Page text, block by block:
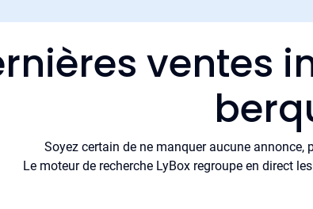
ventes
Soyez certain de ne manquer aucune annonce,
Le moteur de recherche LyBox regroupe en direct